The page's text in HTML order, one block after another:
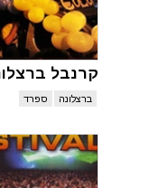
קרנבל ברצלונה
ברצלונה ספרד